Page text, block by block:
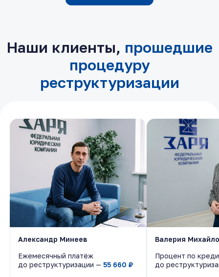
Наши клиенты, прошедшие
процедуру
реструктуризации
Александр Минеев
Ежемесячный платёж
до реструктуризации — 55 660 ₽
Валерия
Процент по
до
Александр Минеев
Ежемесячный платёж
до реструктуризации — 55 660 ₽
Валерия
Процент по
до